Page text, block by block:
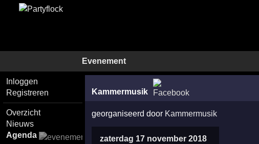
Evenement
Inloggen
Registreren
Overzicht
Nieuws
Agenda
Kammermusik
georganiseerd door Kammermusik
zaterdag 17 november 2018